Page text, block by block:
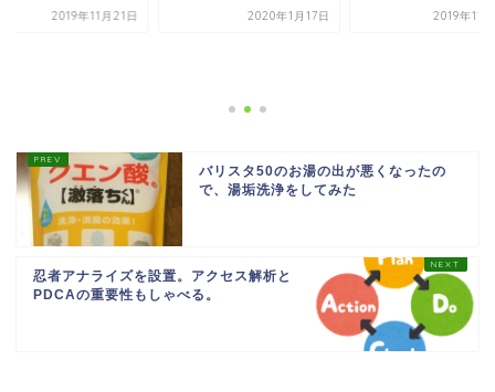
2019年11月21日 2020年1月17日 2019年11
バリスタ50のお湯の出が悪くなったの
で、湯垢洗浄をしてみた
忍者アナライズを設置。アクセス解析と
PDCAの重要性もしゃべる。